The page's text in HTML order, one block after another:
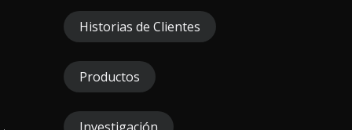
Historias de Clientes
Productos